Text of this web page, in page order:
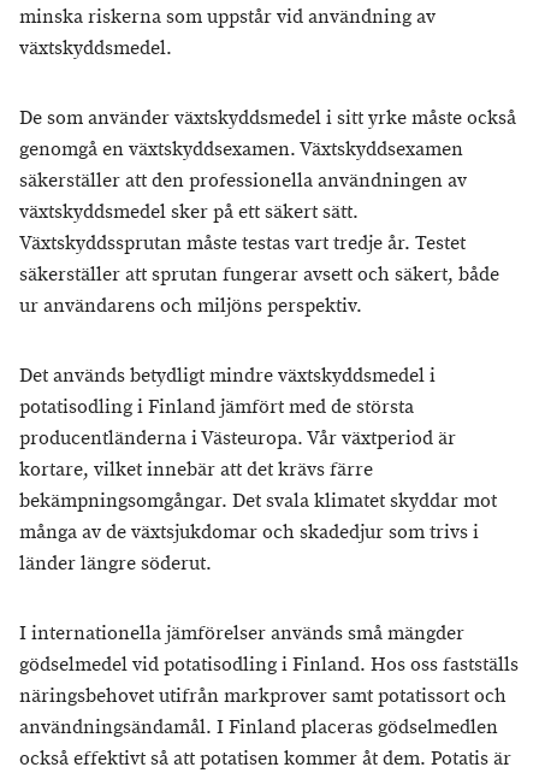
minska riskerna som uppstår vid användning av
växtskyddsmedel.
De som använder växtskyddsmedel i sitt yrke måste också
genomgå en växtskyddsexamen. Växtskyddsexamen
säkerställer att den professionella användningen av
växtskyddsmedel sker på ett säkert sätt.
Växtskyddssprutan måste testas vart tredje år. Testet
säkerställer att sprutan fungerar avsett och säkert, både
ur användarens och miljöns perspektiv.
Det används betydligt mindre växtskyddsmedel i
potatisodling i Finland jämfört med de största
producentländerna i Västeuropa. Vår växtperiod är
kortare, vilket innebär att det krävs färre
bekämpningsomgångar. Det svala klimatet skyddar mot
många av de växtsjukdomar och skadedjur som trivs i
länder längre söderut.
I internationella jämförelser används små mängder
gödselmedel vid potatisodling i Finland. Hos oss fastställs
näringsbehovet utifrån markprover samt potatissort och
användningsändamål. I Finland placeras gödselmedlen
också effektivt så att potatisen kommer åt dem. Potatis är